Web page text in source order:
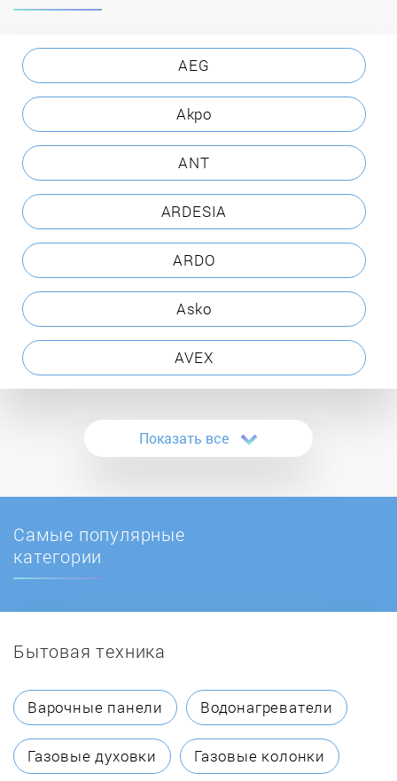
AEG
Akpo
ANT
ARDESIA
ARDO
Asko
AVEX
Beko
Beltratto
Brandt
Candy
Показать все
Самые популярные
категории
Бытовая техника
Варочные панели Водонагреватели
Газовые духовки Газовые колонки